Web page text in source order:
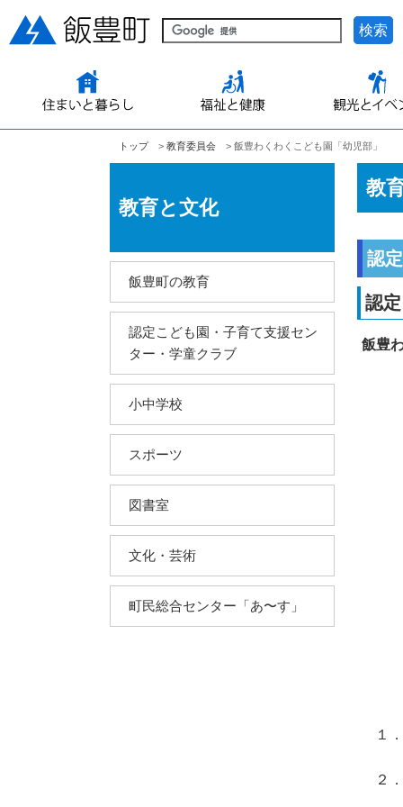
検索
トップ > 教育委員会 > 飯豊わくわくこども園「幼児部」
教育と文化
飯豊町の教育
認定こども園・子育て支援セン
ター・学童クラブ
小中学校
スポーツ
図書室
文化・芸術
町民総合センター「あ〜す」
教
認
認
飯豊
１
２